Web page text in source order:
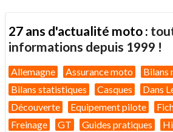
27 ans d'actualité moto :
informations depuis 1999 !
Allemagne Assurance moto
Bilans
Bilans statistiques
Casques
Dans
Découverte
Equipement pilote
Freinage
GT Guides pratiques